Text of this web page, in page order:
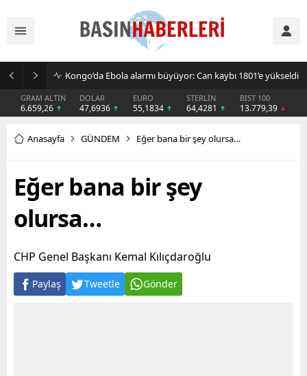
Kongo’da Ebola alarmı büyüyor: Can kaybı 1801’e yükseldi
GRAM ALTIN
6.659,26
DOLAR
47,6936
EURO
55,1834
STERLİN
64,4281
BIST 100
13.779,39
Anasayfa GÜNDEM Eğer bana bir şey olursa…
Eğer bana bir şey
olursa…
CHP Genel Başkanı Kemal Kılıçdaroğlu
Paylaş Tweetle Gönder